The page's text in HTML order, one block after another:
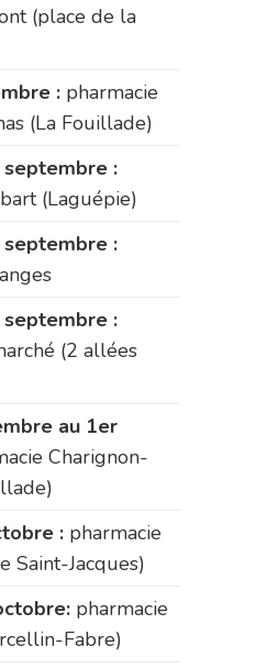
(place de la
: pharmacie
(La Fouillade)
:
(Laguépie)
:
:
(2 allées
au 1er
Charignon-
: pharmacie
Saint-Jacques)
pharmacie
Fabre)